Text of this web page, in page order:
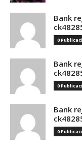
Bank
0
Bank
0
Bank
0